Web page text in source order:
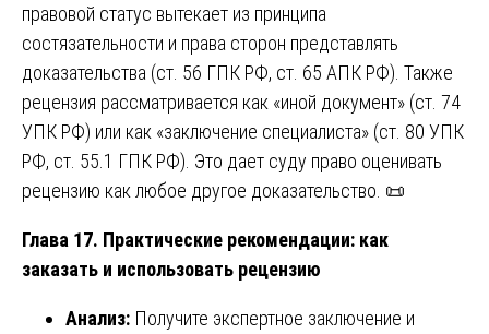
правовой статус вытекает из принципа
состязательности и права сторон представлять
доказательства (ст. 56 ГПК РФ, ст. 65 АПК РФ). Также
рецензия рассматривается как «иной документ» (ст. 74
УПК РФ) или как «заключение специалиста» (ст. 80 УПК
РФ, ст. 55.1 ГПК РФ). Это дает суду право оценивать
рецензию как любое другое доказательство. 📜
Глава 17. Практические рекомендации: как
заказать и использовать рецензию
Анализ: Получите экспертное заключение и